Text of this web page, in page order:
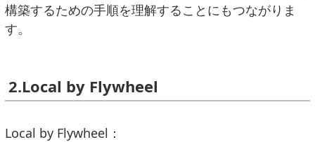
構築するための手順を理解することにもつながりま
す。
2.Local by Flywheel
Local by Flywheel：